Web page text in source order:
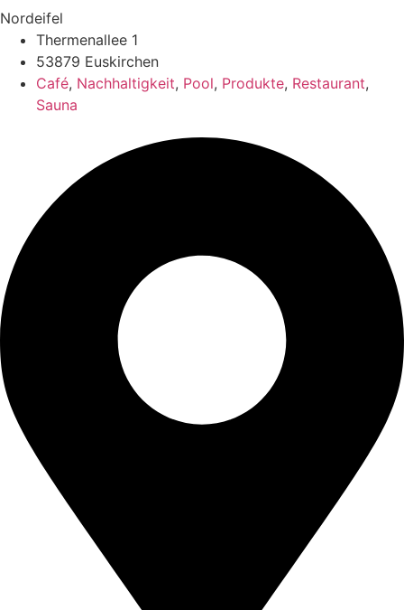
Nordeifel
Thermenallee 1
53879 Euskirchen
Café, Nachhaltigkeit, Pool, Produkte, Restaurant,
Sauna